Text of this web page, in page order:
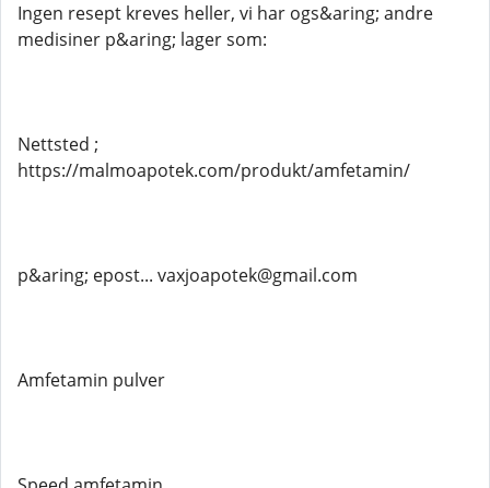
Ingen resept kreves heller, vi har ogs&aring; andre
medisiner p&aring; lager som:
Nettsted ;
https://malmoapotek.com/produkt/amfetamin/
p&aring; epost... vaxjoapotek@gmail.com
Amfetamin pulver